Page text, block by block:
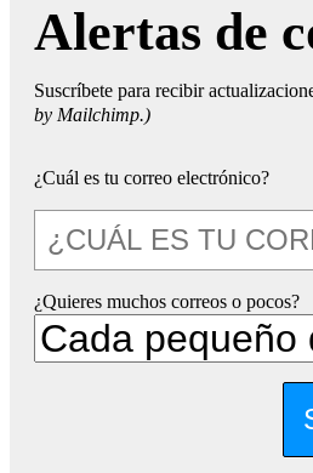
Alertas de
Suscríbete para recibir
by Mailchimp.)
¿Cuál es tu correo electrónico?
¿Quieres muchos correos o pocos?